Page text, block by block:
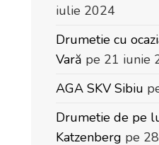
iulie 2024
Drumetie cu
Vară pe 21 iunie
AGA SKV Sibiu
Drumetie de pe
Katzenberg pe